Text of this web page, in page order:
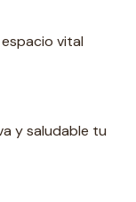
vital
y saludable tu